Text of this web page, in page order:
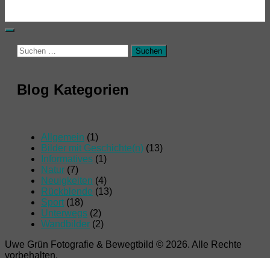
Suchen
nach:
Blog Kategorien
Allgemein (1)
Bilder mit Geschichte(n) (13)
Informatives (1)
Natur (7)
Neuigkeiten (4)
Rückblende (13)
Sport (18)
Unterwegs (2)
Wandbilder (2)
Uwe Grün Fotografie & Bewegtbild © 2026. Alle Rechte
vorbehalten.